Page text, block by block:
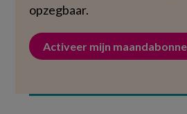
opzegbaar.
Activeer mijn